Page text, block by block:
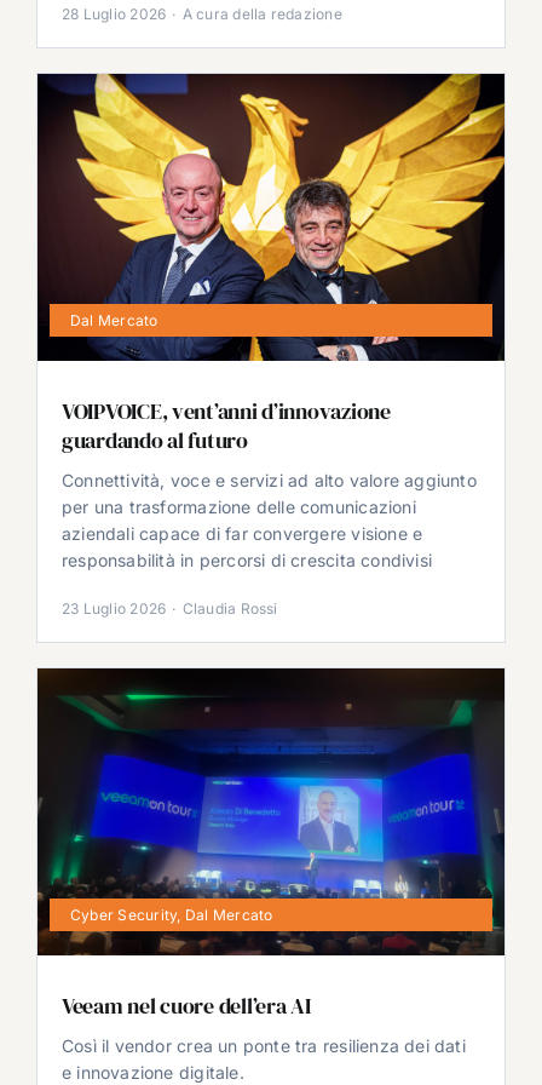
28 Luglio 2026 · A cura della redazione
Dal Mercato
VOIPVOICE, vent’anni d’innovazione
guardando al futuro
Connettività, voce e servizi ad alto valore aggiunto
per una trasformazione delle comunicazioni
aziendali capace di far convergere visione e
responsabilità in percorsi di crescita condivisi
23 Luglio 2026 · Claudia Rossi
Cyber Security, Dal Mercato
Veeam nel cuore dell’era AI
Così il vendor crea un ponte tra resilienza dei dati
e innovazione digitale.